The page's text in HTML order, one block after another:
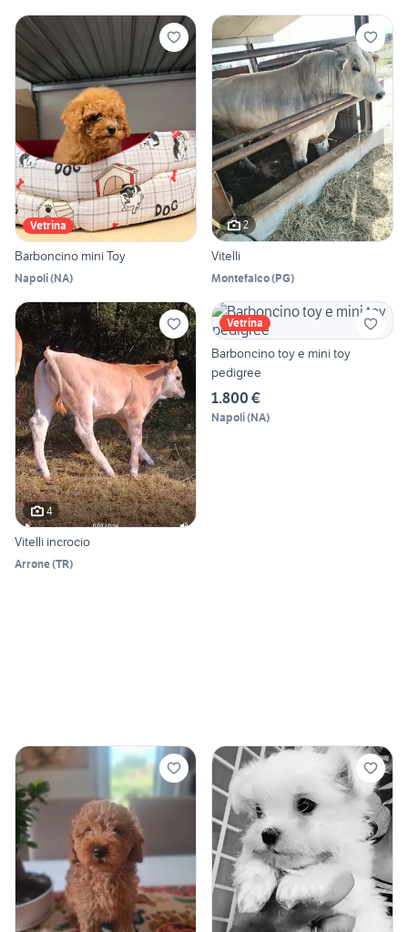
Vetrina
Barboncino mini Toy
Napoli(NA)
2
Vitelli
Montefalco(PG)
4
Vitelli incrocio
Arrone(TR)
Vetrina
Barboncino toy e mini toy
pedigree
1.800 €
Napoli(NA)